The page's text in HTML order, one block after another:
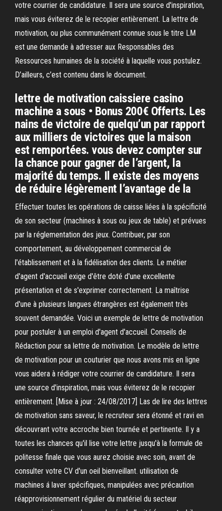
votre courrier de candidature. Il sera une source d'inspiration,
mais vous éviterez de le recopier entièrement. La lettre de
motivation, ou plus communément connue sous le titre LM
est une demande à adresser aux Responsables des
Ressources humaines de la société à laquelle vous postulez.
D’ailleurs, c’est contenu dans le document.
lettre de motivation caissiere casino
machine a sous • Bonus 200€ Offerts. Les
nains de victoire de quelqu’un par rapport
aux milliers de victoires que la maison
est remportées. vous devez compter sur
la chance pour gagner de l’argent, la
majorité du temps. Il existe des moyens
de réduire légèrement l’avantage de la
Effectuer toutes les opérations de caisse liées à la spécificité
de son secteur (machines à sous ou jeux de table) et prévues
par la réglementation des jeux. Contribuer, par son
comportement, au développement commercial de
l'établissement et à la fidélisation des clients. Le métier
d'agent d'accueil exige d'être doté d'une excellente
présentation et de s'exprimer correctement. La maîtrise
d'une à plusieurs langues étrangères est également très
souvent demandée. Voici un exemple de lettre de motivation
pour postuler à un emploi d'agent d'accueil. Conseils de
Rédaction pour sa lettre de motivation. Le modèle de lettre
de motivation pour un couturier que nous avons mis en ligne
vous aidera à rédiger votre courrier de candidature. Il sera
une source d'inspiration, mais vous éviterez de le recopier
entièrement. [Mise à jour : 24/08/2017] Las de lire des lettres
de motivation sans saveur, le recruteur sera étonné et ravi en
découvrant votre accroche bien tournée et pertinente. Il y a
toutes les chances qu'il lise votre lettre jusqu'à la formule de
politesse finale que vous aurez choisie avec soin, avant de
consulter votre CV d'un oeil bienveillant. utilisation de
machines á laver spécifiques, manipulées avec précaution
réapprovisionnement régulier du matériel du secteur